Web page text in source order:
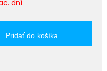
dní
Pridať do košíka